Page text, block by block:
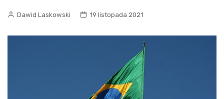
Dawid Laskowski 19 listopada 2021